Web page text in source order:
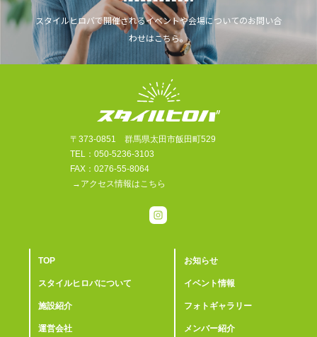
スタイルヒロバで開催されるイベントや会場についてのお問い合
わせはこちら。
〒373-0851 群馬県太田市飯田町529
TEL：050-5236-3103
FAX：0276-55-8064
→アクセス情報はこちら
TOP お知らせ
スタイルヒロバについて イベント情報
施設紹介 フォトギャラリー
運営会社 メンバー紹介